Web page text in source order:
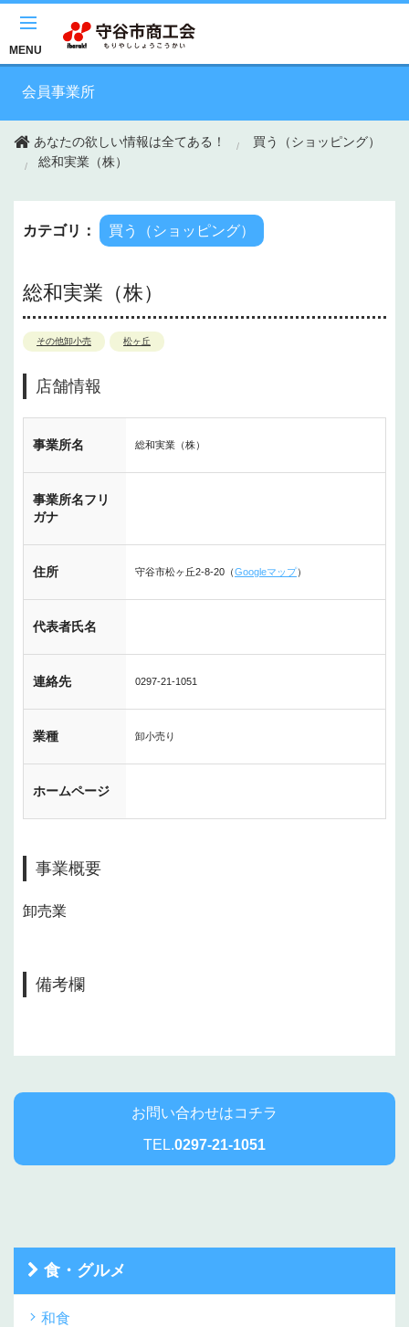
MENU
会員事業所
あなたの欲しい情報は全てある！
買う（ショッピング）
総和実業（株）
カテゴリ： 買う（ショッピング）
総和実業（株）
その他卸小売 松ヶ丘
店舗情報
事業所名 総和実業（株）
事業所名フリ
ガナ
住所 守谷市松ヶ丘2-8-20（Googleマップ）
代表者氏名
連絡先 0297-21-1051
業種 卸小売り
ホームページ
事業概要
卸売業
備考欄
お問い合わせはコチラ
TEL.0297-21-1051
食・グルメ
和食